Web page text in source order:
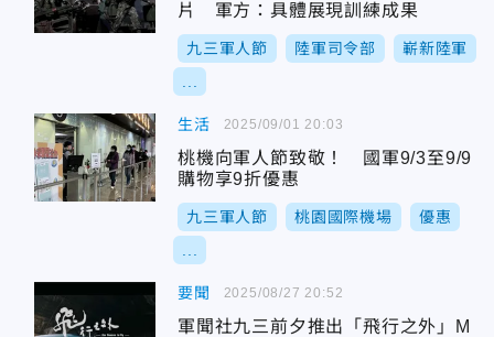
片 軍方：具體展現訓練成果
九三軍人節 陸軍司令部 嶄新陸軍
生活
桃機向軍人節致敬！ 國軍9/3至9/9
購物享9折優惠
九三軍人節 桃園國際機場 優惠
2025/09/01 20:03
要聞
軍聞社九三前夕推出「飛行之外」M
2025/08/27 20:52